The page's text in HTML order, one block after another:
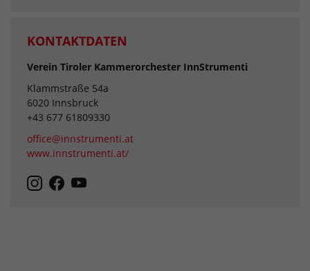
KONTAKTDATEN
Verein Tiroler Kammerorchester InnStrumenti
Klammstraße 54a
6020 Innsbruck
+43 677 61809330
office@innstrumenti.at
www.innstrumenti.at/